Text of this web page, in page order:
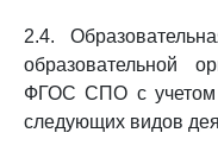
2.4.
образовательной
ФГОС СПО с учетом
следующих видов